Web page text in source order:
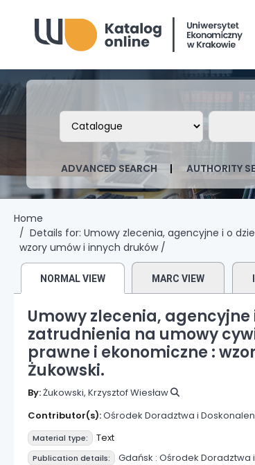
Biblioteka Uniwersytetu
Search the catalog by:
ADVANCED SEARCH AUTHORITY
Home
Details for: Umowy zlecenia, agencyjne i o
wzory umów i innych druków /
NORMAL VIEW MARC VIEW
Umowy zlecenia,
zatrudnienia na umowy
prawne i ekonomiczne :
Żukowski.
By:Żukowski, Krzysztof Wiesław
Contributor(s):Ośrodek Doradztwa i
Material type: Text
Publication details: Gdańsk : Ośrodek Doradztwa